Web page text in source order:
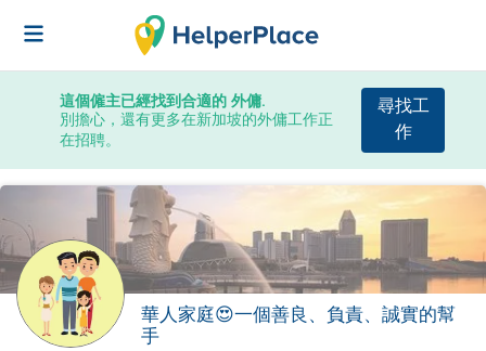
這個僱主已經找到合適的 外傭.
別擔心，還有更多在新加坡的外傭工作正
在招聘。
尋找工
作
華人家庭😍一個善良、負責、誠實的幫
手